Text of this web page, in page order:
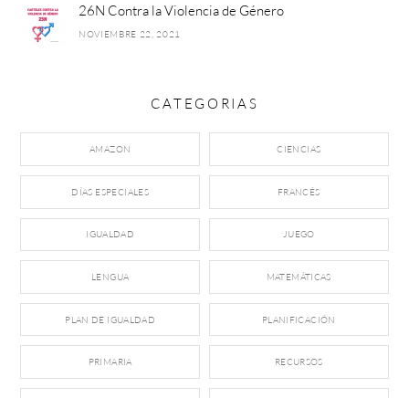
26N Contra la Violencia de Género
NOVIEMBRE 22, 2021
CATEGORIAS
AMAZON CIENCIAS
DÍAS ESPECIALES FRANCÉS
IGUALDAD JUEGO
LENGUA MATEMÁTICAS
PLAN DE IGUALDAD PLANIFICACIÓN
PRIMARIA RECURSOS